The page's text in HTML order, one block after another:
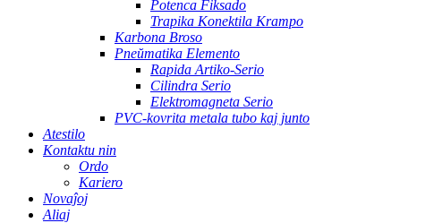
Potenca Fiksado
Trapika Konektila Krampo
Karbona Broso
Pneŭmatika Elemento
Rapida Artiko-Serio
Cilindra Serio
Elektromagneta Serio
PVC-kovrita metala tubo kaj junto
Atestilo
Kontaktu nin
Ordo
Kariero
Novaĵoj
Aliaj